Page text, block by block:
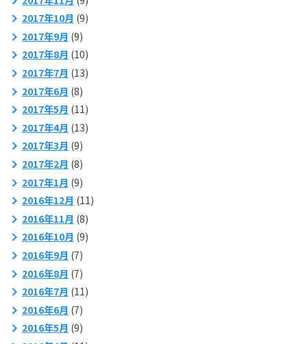
2017年10月 (9)
2017年9月 (9)
2017年8月 (10)
2017年7月 (13)
2017年6月 (8)
2017年5月 (11)
2017年4月 (13)
2017年3月 (9)
2017年2月 (8)
2017年1月 (9)
2016年12月 (11)
2016年11月 (8)
2016年10月 (9)
2016年9月 (7)
2016年8月 (7)
2016年7月 (11)
2016年6月 (7)
2016年5月 (9)